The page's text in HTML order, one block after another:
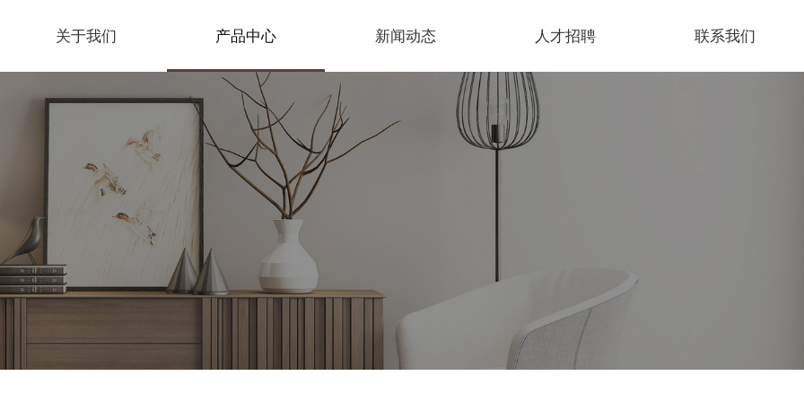
关于我们 产品中心 新闻动态 人才招聘 联系我们